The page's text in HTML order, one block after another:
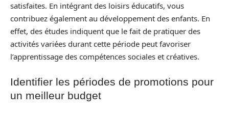
satisfaites. En intégrant des loisirs éducatifs, vous
contribuez également au développement des enfants. En
effet, des études indiquent que le fait de pratiquer des
activités variées durant cette période peut favoriser
l’apprentissage des compétences sociales et créatives.
Identifier les périodes de promotions pour
un meilleur budget